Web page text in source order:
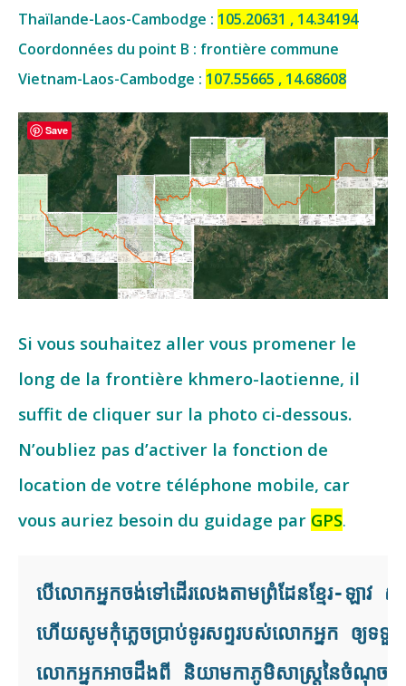
Thaïlande-Laos-Cambodge : 105.20631 , 14.34194
Coordonnées du point B : frontière commune
Vietnam-Laos-Cambodge : 107.55665 , 14.68608
Si vous souhaitez aller vous promener le
long de la frontière khmero-laotienne, il
suffit de cliquer sur la photo ci-dessous.
N’oubliez pas d’activer la fonction de
location de votre téléphone mobile, car
vous auriez besoin du guidage par GPS.
បើលោកអ្នកចង់ទៅដើរលេងតាមព្រំដែនខ្មែរ-ឡា
ហើយសូមកុំភ្លេចប្រាប់ទូរសព្ទរបស់លោកអ្នក ឲ្យទទួ
លោកអ្នកអាចដឹងពី និយាមកាភូមិសាស្ត្រនៃចំណុចទាំ
Save